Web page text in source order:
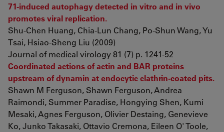
71-induced autophagy detected in vitro and in vivo
promotes viral replication.
Shu-Chen Huang, Chia-Lun Chang, Po-Shun Wang, Yu
Tsai, Hsiao-Sheng Liu (2009)
Journal of medical virology 81 (7) p. 1241-52
Coordinated actions of actin and BAR proteins
upstream of dynamin at endocytic clathrin-coated pits.
Shawn M Ferguson, Shawn Ferguson, Andrea
Raimondi, Summer Paradise, Hongying Shen, Kumi
Mesaki, Agnes Ferguson, Olivier Destaing, Genevieve
Ko, Junko Takasaki, Ottavio Cremona, Eileen O' Toole,